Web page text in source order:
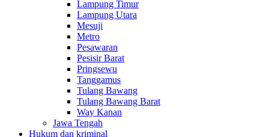
Lampung Timur
Lampung Utara
Mesuji
Metro
Pesawaran
Pesisir Barat
Pringsewu
Tanggamus
Tulang Bawang
Tulang Bawang Barat
Way Kanan
Jawa Tengah
Hukum dan kriminal